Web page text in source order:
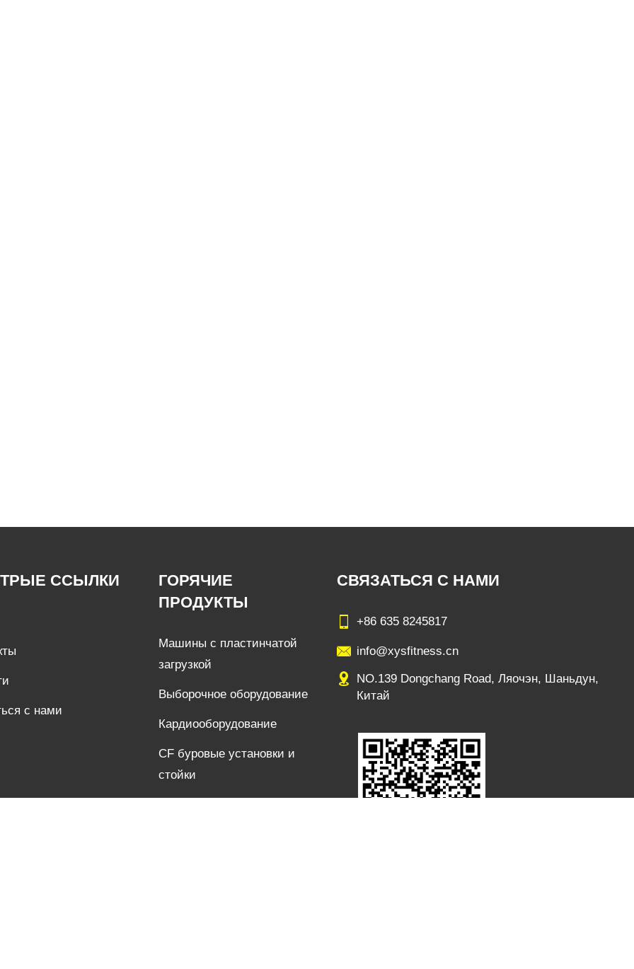
ССЫЛКИ
с нами
ГОРЯЧИЕ
ПРОДУКТЫ
Машины с пластинчатой ​​
загрузкой
Выборочное оборудование
Кардиооборудование
CF буровые установки и
стойки
СВЯЗАТЬСЯ С НАМИ
+86 635 8245817
info@xysfitness.cn
NO.139 Dongchang Road, Ляочэн, Шаньдун,
Китай